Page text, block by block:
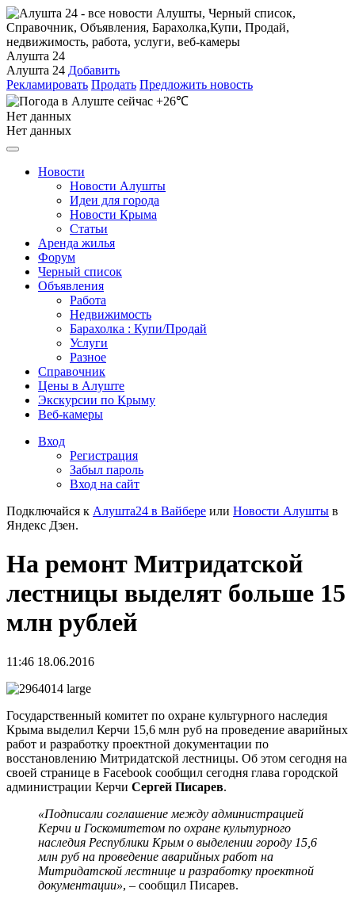
Алушта 24
Алушта 24 Добавить
Рекламировать Продать Предложить новость
+26℃
Нет данных
Нет данных
Новости
Новости Алушты
Идеи для города
Новости Крыма
Статьи
Аренда жилья
Форум
Черный список
Объявления
Работа
Недвижимость
Барахолка : Купи/Продай
Услуги
Разное
Справочник
Цены в Алуште
Экскурсии по Крыму
Веб-камеры
Вход
Регистрация
Забыл пароль
Вход на сайт
Подключайся к Алушта24 в Вайбере или Новости Алушты в
Яндекс Дзен.
На ремонт Митридатской
лестницы выделят больше 15
млн рублей
11:46 18.06.2016
Государственный комитет по охране культурного наследия
Крыма выделил Керчи 15,6 млн руб на проведение аварийных
работ и разработку проектной документации по
восстановлению Митридатской лестницы. Об этом сегодня на
своей странице в Facebook сообщил сегодня глава городской
администрации Керчи Сергей Писарев.
«Подписали соглашение между администрацией
Керчи и Госкомитетом по охране культурного
наследия Республики Крым о выделении городу 15,6
млн руб на проведение аварийных работ на
Митридатской лестнице и разработку проектной
документации», – сообщил Писарев.